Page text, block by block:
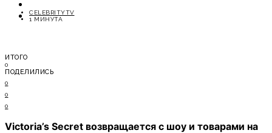
СОВЕТЫ ЭКСПЕРТОВ
CELEBRITYTV
1 МИНУТА
ИТОГО
0
ПОДЕЛИЛИСЬ
0
0
0
Victoria’s Secret возвращается с шоу и товарами на